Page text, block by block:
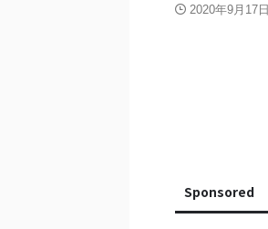
2020年9月17日
Sponsored